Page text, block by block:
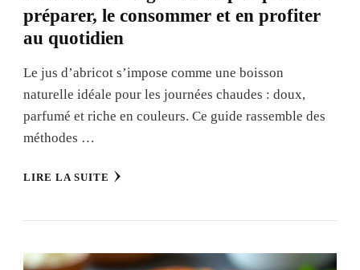
préparer, le consommer et en profiter
au quotidien
Le jus d’abricot s’impose comme une boisson
naturelle idéale pour les journées chaudes : doux,
parfumé et riche en couleurs. Ce guide rassemble des
méthodes …
LIRE LA SUITE